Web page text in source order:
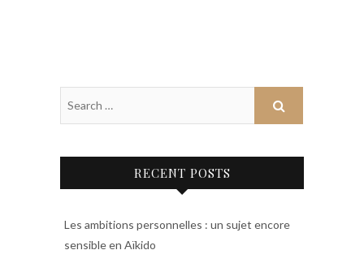
RECENT POSTS
Les ambitions personnelles : un sujet encore
sensible en Aïkido